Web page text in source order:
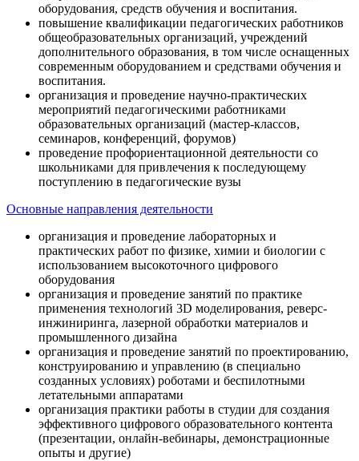
оборудования, средств обучения и воспитания.
повышение квалификации педагогических работников
общеобразовательных организаций, учреждений
дополнительного образования, в том числе оснащенных
современным оборудованием и средствами обучения и
воспитания.
организация и проведение научно-практических
мероприятий педагогическими работниками
образовательных организаций (мастер-классов,
семинаров, конференций, форумов)
проведение профориентационной деятельности со
школьниками для привлечения к последующему
поступлению в педагогические вузы
Основные направления деятельности
организация и проведение лабораторных и
практических работ по физике, химии и биологии с
использованием высокоточного цифрового
оборудования
организация и проведение занятий по практике
применения технологий 3D моделирования, реверс-
инжиниринга, лазерной обработки материалов и
промышленного дизайна
организация и проведение занятий по проектированию,
конструированию и управлению (в специально
созданных условиях) роботами и беспилотными
летательными аппаратами
организация практики работы в студии для создания
эффективного цифрового образовательного контента
(презентации, онлайн-вебинары, демонстрационные
опыты и другие)